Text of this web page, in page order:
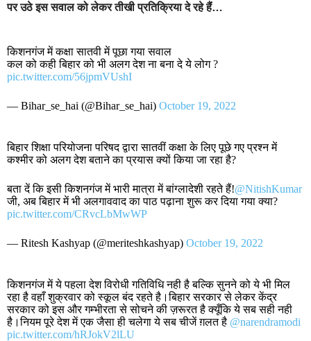
पर उठे इस सवाल को लेकर तीखी प्रतिक्रिया दे रहे हैं…
किशनगंज में कक्षा सातवी में पूछा गया सवाल
कल को कही बिहार को भी अलग देश ना बना दे ये लोग ?
pic.twitter.com/56jpmVUshI
— Bihar_se_hai (@Bihar_se_hai) October 19, 2022
बिहार शिक्षा परियोजना परिषद द्वारा सातवीं कक्षा के लिए पूछे गए प्रश्न में
कश्मीर को अलग देश बताने का प्रयास क्यों किया जा रहा है?
बता दें कि इसी किशनगंज में भारी मात्रा में बांग्लादेशी रहते हैं!@NitishKumar
जी, अब बिहार में भी अलगाववाद का पाठ पढ़ाना शुरू कर दिया गया क्या?
pic.twitter.com/CRvcLbMwWP
— Ritesh Kashyap (@meriteshkashyap) October 19, 2022
किशनगंज में ये पहला देश विरोधी गतिविधि नही है बल्कि सुनने को ये भी मिल
रहा है वहाँ शुक्रवार को स्कूल बंद रहते है।बिहार सरकार से लेकर केंद्र
सरकार को इस और गम्भीरता से सोचने की ज़रूरत है क्यूँकि ये सब सही नही
है।नियम पूरे देश में एक जैसा ही चलेगा ये सब चीजें ग़लत है @narendramodi
pic.twitter.com/hRJokV2lLU